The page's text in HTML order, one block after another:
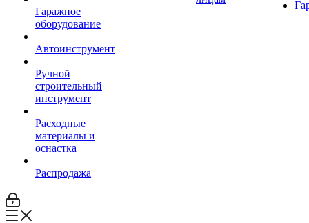
Гаражное
оборудование
Автоинструмент
Ручной
строительный
инструмент
Расходные
материалы и
оснастка
Распродажа